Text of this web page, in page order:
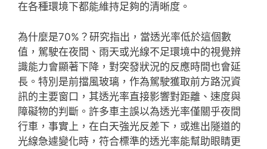
在各種環境下都能維持足夠的清晰度。
為什麼是70%？研究指出，當透光率低於這個數
值，駕駛在夜間、雨天或光線不足環境中的視覺辨
識能力會顯著下降，對突發狀況的反應時間也會延
長。特別是前擋風玻璃，作為駕駛獲取前方路況資
訊的主要窗口，其透光率直接影響對距離、速度與
障礙物的判斷。許多車主誤以為透光率僅關乎夜間
行車，事實上，在白天強光反差下，或進出隧道的
光線急遽變化時，符合標準的透光率能幫助眼睛更